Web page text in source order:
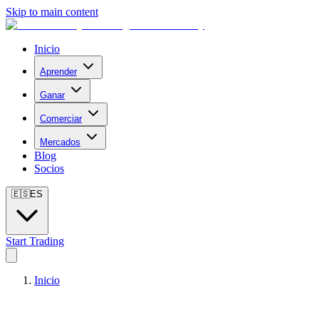
Skip to main content
Inicio
Aprender
Ganar
Comerciar
Mercados
Blog
Socios
🇪🇸ES
Start Trading
Inicio